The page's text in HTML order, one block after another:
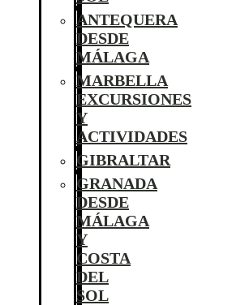
ANTEQUERA
DESDE
MÁLAGA
MARBELLA
EXCURSIONES
Y
ACTIVIDADES
GIBRALTAR
GRANADA
DESDE
MÁLAGA
Y
COSTA
DEL
SOL